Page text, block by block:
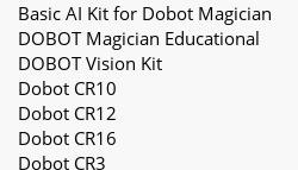
Basic AI Kit for Dobot Magician
DOBOT Magician Educational
DOBOT Vision Kit
Dobot CR10
Dobot CR12
Dobot CR16
Dobot CR3